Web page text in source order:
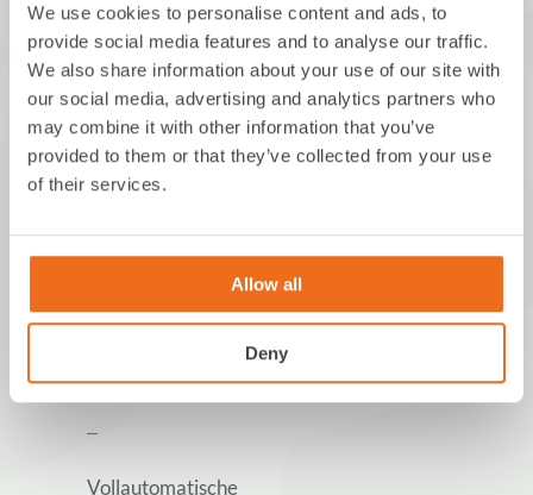
We use cookies to personalise content and ads, to
provide social media features and to analyse our traffic.
We also share information about your use of our site with
our social media, advertising and analytics partners who
may combine it with other information that you’ve
provided to them or that they’ve collected from your use
of their services.
Allow all
Deny
Walchstraße 5
86157 Augsburg
Deutschland
+49 821 650517-0
info@mbm-innovations.com
Produkte
Vollautomatische